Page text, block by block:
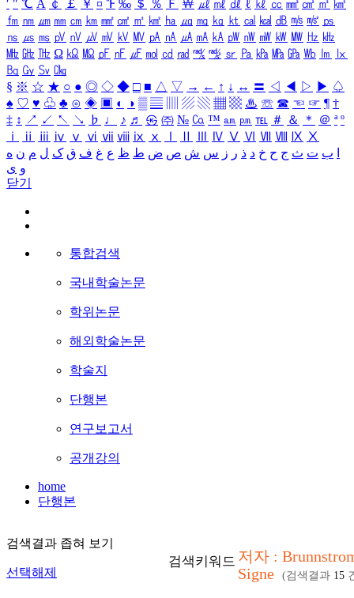
′ ″ ℃ Å ￠ ￡ ￥ ¤ ℉ ‰ ＄ ％ Ｆ ￦ ㎕ ㎖ ㎗ ℓ ㎘ ㏄ ㎣ ㎤ ㎥ ㎦
㎙ ㎚ ㎛ ㎜ ㎝ ㎞ ㎟ ㎠ ㎡ ㎢ ㏊ ㎍ ㎎ ㎏ ㏏ ㎈ ㎉ ㏈ ㎧ ㎨ ㎰
㎱ ㎲ ㎳ ㎴ ㎵ ㎶ ㎷ ㎸ ㎹ ㎀ ㎁ ㎂ ㎃ ㎄ ㎺ ㎻ ㎽ ㎾ ㎿ ㎐ ㎑
㎒ ㎓ ㎔ Ω ㏀ ㏁ ㎊ ㎋ ㎌ ㏖ ㏅ ㎭ ㎮ ㎯ ㏛ ㎩ ㎪ ㎫ ㎬ ㏝ ㏐
㏓
㏃ ㏉ ㏜ ㏆
§ ※ ☆ ★ ○ ● ◎ ◇ ◆ □ ■ △ ▽ → ← ↑ ↓ ↔ 〓 ◁ ◀ ▷ ▶ ♤
♠ ♡ ♥ ♧ ♣ ⊙ ◈ ▣ ◐ ◑ ▒ ▤ ▨ ▧ ▦ ▩ ♨ ☏ ☎ ☜ ☞ ¶ †
‡ ↕ ↗ ↙ ↖ ↘ ♭ ♩ ♪ ♬ ㉿ ㈜ № ㏇ ™ ㏂ ㏘ ℡ ＃ ＆ ＊ ＠ ª º
ⅰ
ⅱ ⅲ ⅳ ⅴ ⅵ ⅶ ⅷ ⅸ ⅹ Ⅳ Ⅴ Ⅵ Ⅶ Ⅷ Ⅸ Ⅹ
ب ت ث ج ح خ د ذ ر ز س ش ص ض ط ظ ع غ ف ق ک ل م ن ه
و ی
닫기
통합검색
국내학술논문
학위논문
해외학술논문
학술지
단행본
연구보고서
공개강의
home
단행본
검색결과 좁혀 보기
선택해제
검색키워드 저자 :
Signe
(검색결과 15